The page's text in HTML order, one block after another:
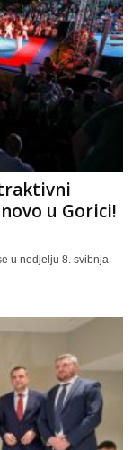
u Gorici!
u nedjelju 8. svibnja